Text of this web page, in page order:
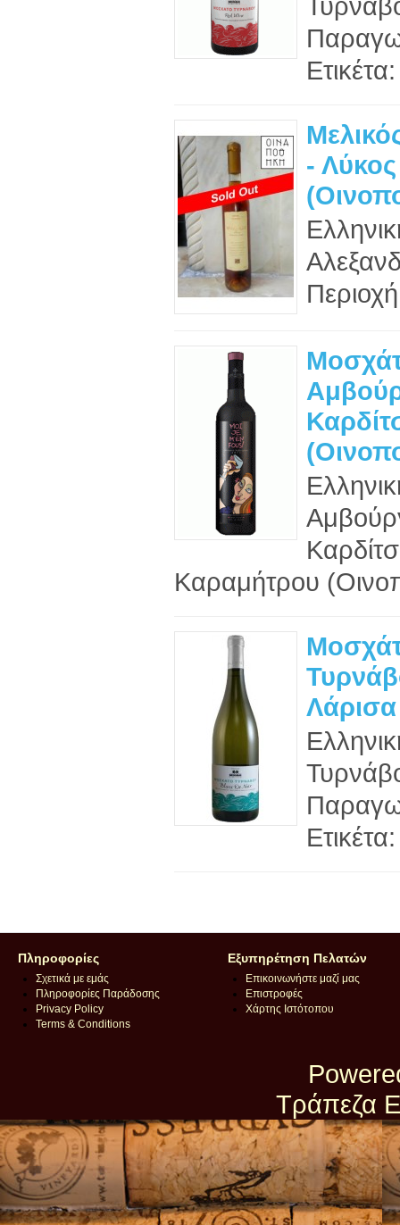
- Λύκος
Καραμήτρου
Πληροφορίες
Σχετικά με εμάς
Πληροφορίες Παράδοσης
Privacy Policy
Terms & Conditions
Εξυπηρέτηση Πελατών
Επικοινωνήστε μαζί μας
Επιστροφές
Χάρτης Ιστότοπου
Τράπεζα